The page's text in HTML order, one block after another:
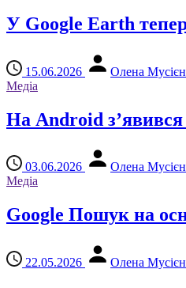
У Google Earth
15.06.2026
Олена
Медіа
На Android
03.06.2026
Олена
Медіа
Google Пошук на
22.05.2026 Олена